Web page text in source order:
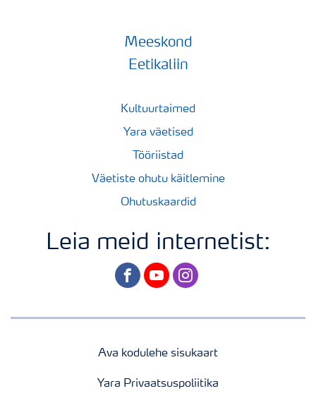
Meeskond
Eetikaliin
Kultuurtaimed
Yara väetised
Tööriistad
Väetiste ohutu käitlemine
Ohutuskaardid
Leia meid internetist:
facebookyoutubeinstagram
Ava kodulehe sisukaart
Yara Privaatsuspoliitika